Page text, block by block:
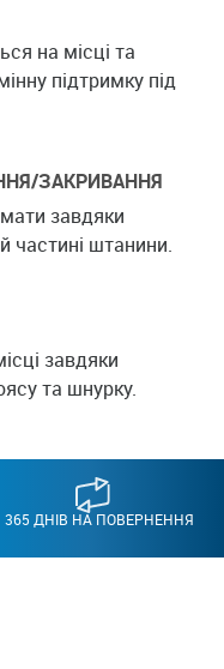
на місці та
підтримку під
ЗАКРИВАННЯ
завдяки
частині штанини.
завдяки
та шнурку.
365 ДНІВ НА ПОВЕРНЕННЯ